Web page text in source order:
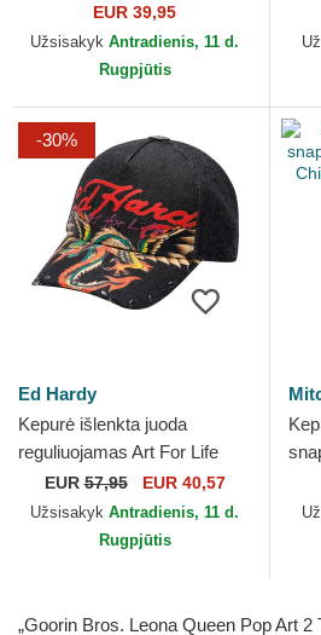
The Farm Goorin Bros.
EUR 39,95
Užsisakyk Antradienis, 11 d.
Rugpjūtis
-30%
Ed Hardy
Kepurė išlenkta juoda
reguliuojamas Art For Life
Acid Wash Ed Hardy
EUR57,95 EUR 40,57
Užsisakyk Antradienis, 11 d.
Rugpjūtis
„Goorin Bros. Leona Queen Pop Art 2